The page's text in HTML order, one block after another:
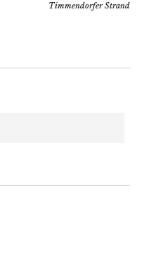
Timmendorfer Strand